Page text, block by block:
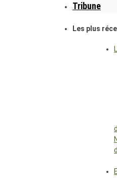
Tribune
Les plus